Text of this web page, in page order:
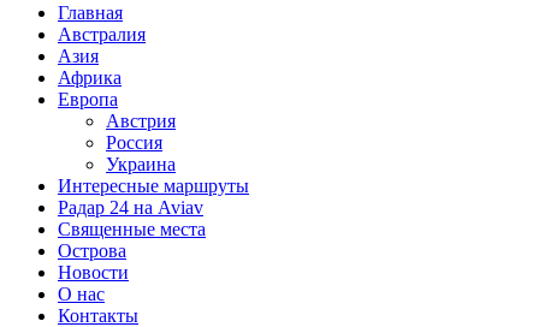
Главная
Австралия
Азия
Африка
Европа
Австрия
Россия
Украина
Интересные маршруты
Радар 24 на Aviav
Священные места
Острова
Новости
О нас
Контакты